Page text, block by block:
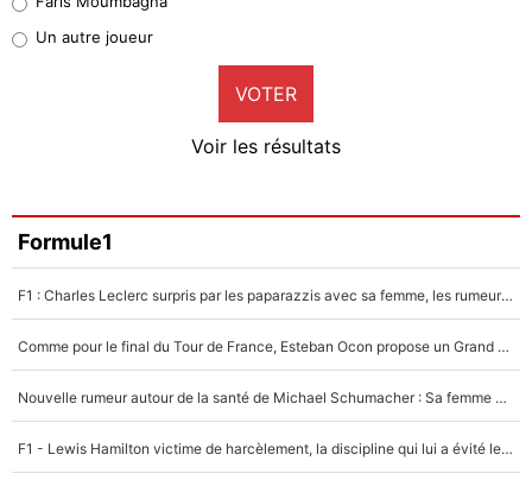
9%
Faris Moumbagna
5%
Un autre joueur
5%
Un autre joueur
VOTER
Voir les résultats
Formule1
F1 : Charles Leclerc surpris par les paparazzis avec sa femme, les rumeurs étaient vraies !
Comme pour le final du Tour de France, Esteban Ocon propose un Grand Prix de Formule 1 à Paris : «Autour de l’Arc de Triomphe, ce serait génial» !
Nouvelle rumeur autour de la santé de Michael Schumacher : Sa femme Corinna sort du silence
F1 - Lewis Hamilton victime de harcèlement, la discipline qui lui a évité le pire : «J'aurais probablement mal tourné»